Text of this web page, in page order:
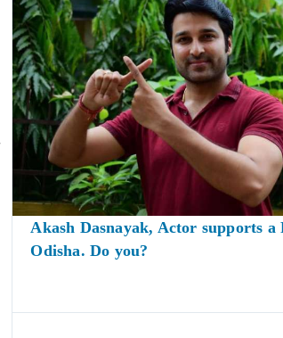
Akash Dasnayak, Actor supports a
Odisha. Do you?